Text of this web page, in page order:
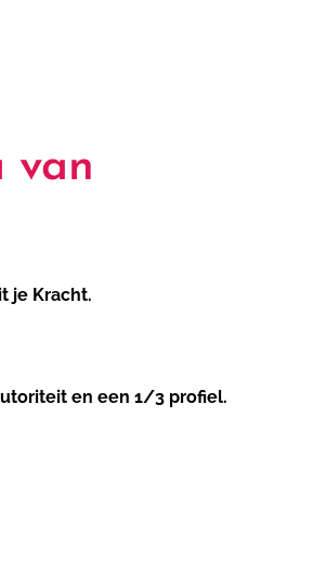
van
je Kracht.
en een 1/3 profiel.